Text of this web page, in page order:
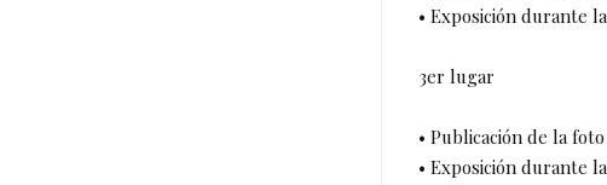
• Exposición durante
3er lugar
• Publicación de la
• Exposición durante